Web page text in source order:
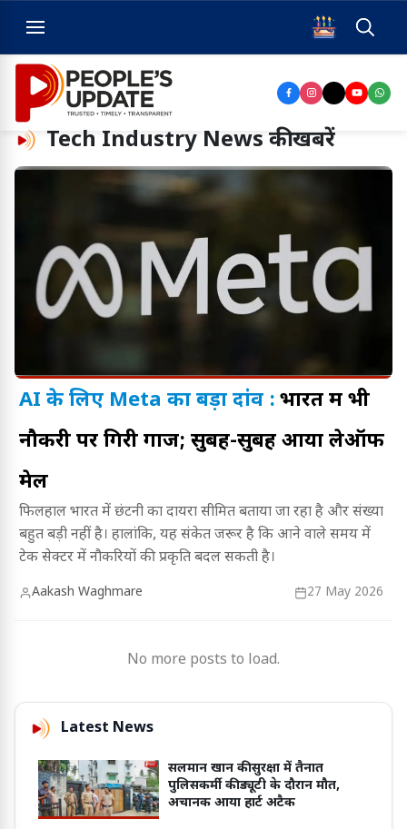
Tech Industry News की खबरें
AI के लिए Meta का बड़ा दांव : भारत में भी
नौकरी पर गिरी गाज; सुबह-सुबह आया लेऑफ
मेल
फिलहाल भारत में छंटनी का दायरा सीमित बताया जा रहा है और संख्या
बहुत बड़ी नहीं है। हालांकि, यह संकेत जरूर है कि आने वाले समय में
टेक सेक्टर में नौकरियों की प्रकृति बदल सकती है।
Aakash Waghmare 27 May 2026
No more posts to load.
Latest News
सलमान खान की सुरक्षा में तैनात
पुलिसकर्मी की ड्यूटी के दौरान मौत,
अचानक आया हार्ट अटैक